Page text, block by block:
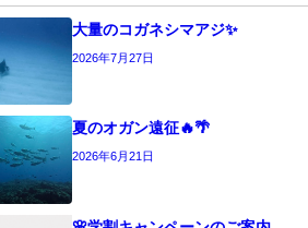
大量のコガネシマアジ✨
2026年7月27日
夏のオガン遠征🔥🌴
2026年6月21日